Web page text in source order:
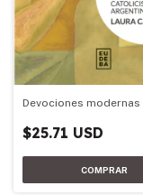
Devociones modernas
$25.71 USD